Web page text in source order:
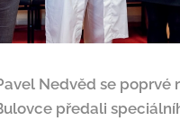
Nedvěd se
předali